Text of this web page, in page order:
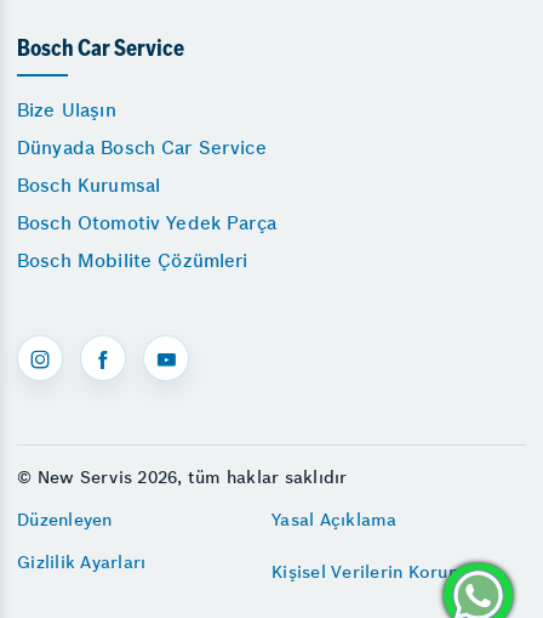
Bosch Car Service
Bize Ulaşın
Dünyada Bosch Car Service
Bosch Kurumsal
Bosch Otomotiv Yedek Parça
Bosch Mobilite Çözümleri
© New Servis 2026, tüm haklar saklıdır
Düzenleyen
Yasal Açıklama
Gizlilik Ayarları
Kişisel Verilerin Korunması